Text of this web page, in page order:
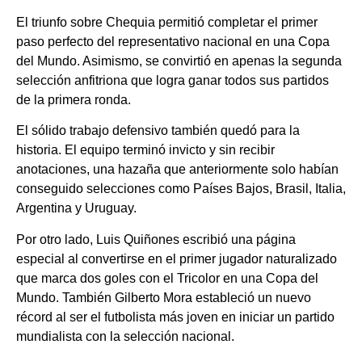
El triunfo sobre Chequia permitió completar el primer
paso perfecto del representativo nacional en una Copa
del Mundo. Asimismo, se convirtió en apenas la segunda
selección anfitriona que logra ganar todos sus partidos
de la primera ronda.
El sólido trabajo defensivo también quedó para la
historia. El equipo terminó invicto y sin recibir
anotaciones, una hazaña que anteriormente solo habían
conseguido selecciones como Países Bajos, Brasil, Italia,
Argentina y Uruguay.
Por otro lado, Luis Quiñones escribió una página
especial al convertirse en el primer jugador naturalizado
que marca dos goles con el Tricolor en una Copa del
Mundo. También Gilberto Mora estableció un nuevo
récord al ser el futbolista más joven en iniciar un partido
mundialista con la selección nacional.